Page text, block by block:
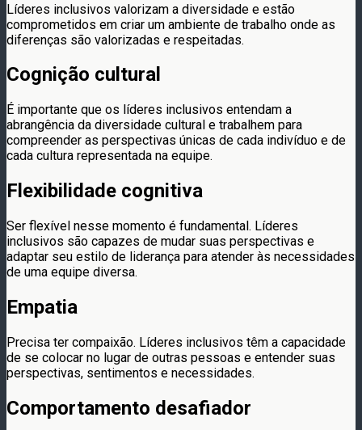
Líderes inclusivos valorizam a diversidade e estão
comprometidos em criar um ambiente de trabalho onde as
diferenças são valorizadas e respeitadas.
Cognição cultural
É importante que os líderes inclusivos entendam a
abrangência da diversidade cultural e trabalhem para
compreender as perspectivas únicas de cada indivíduo e de
cada cultura representada na equipe.
Flexibilidade cognitiva
Ser flexível nesse momento é fundamental. Líderes
inclusivos são capazes de mudar suas perspectivas e
adaptar seu estilo de liderança para atender às necessidades
de uma equipe diversa.
Empatia
Precisa ter compaixão. Líderes inclusivos têm a capacidade
de se colocar no lugar de outras pessoas e entender suas
perspectivas, sentimentos e necessidades.
Comportamento desafiador